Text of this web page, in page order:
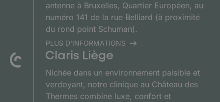
antenne à Bruxelles, Quartier Européen, au
numéro 141 de la rue Belliard (à proximité
du rond point Schuman).
PLUS D'INFORMATIONS
Claris Liège
Nichée dans un environnement paisible et
verdoyant, notre clinique au Château des
Thermes combine luxe, confort et